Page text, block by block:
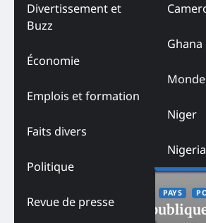
Divertissement et
Buzz
Économie
Emplois et formation
Faits divers
Politique
Revue de presse
Ghana
Monde
Niger
Nigeria
PAYS
Togo – Vème